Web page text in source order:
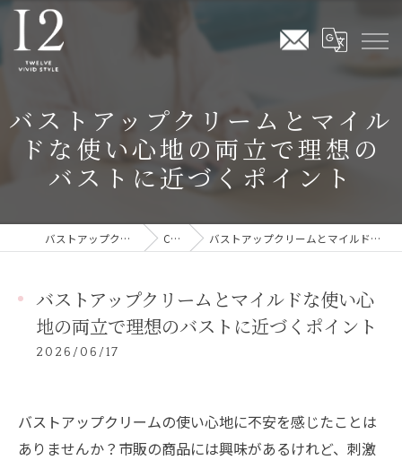
バストアップクリームとマイル
ドな使い心地の両立で理想の
バストに近づくポイント
バストアップクリームならTwelve Vivid Style COLUMN バストアップクリームとマイルドな使い心地の両立で理想のバストに近づくポイント
バストアップクリームとマイルドな使い心
地の両立で理想のバストに近づくポイント
2026/06/17
バストアップクリームの使い心地に不安を感じたことは
ありませんか？市販の商品には興味があるけれど、刺激